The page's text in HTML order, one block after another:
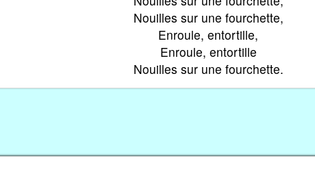
Nouilles sur une fourchette,
Enroule, entortille,
Enroule, entortille
Nouilles sur une fourchette.